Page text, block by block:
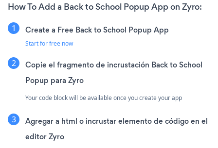
How To Add a Back to School Popup App on Zyro:
Create a Free Back to School Popup App
Start for free now
Copie el fragmento de incrustación Back to School
Popup para Zyro
Your code block will be available once you create your app
Agregar a html o incrustar elemento de código en el
editor Zyro